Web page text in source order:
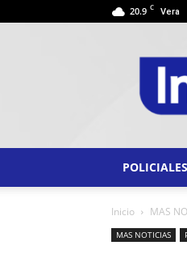
20.9 C Vera
POLICIALES
Inicio MAS
MAS NOTICIAS